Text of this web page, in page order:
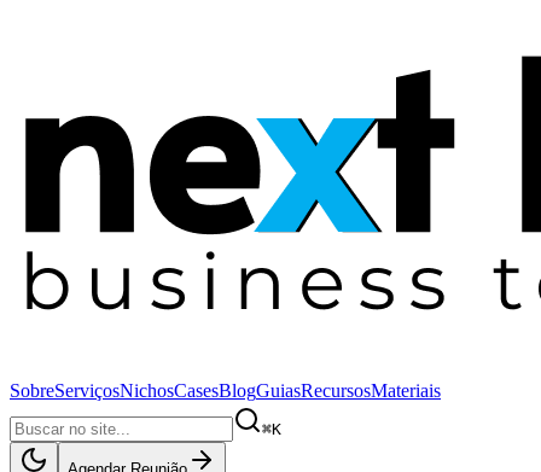
SobreServiçosNichosCasesBlogGuiasRecursosMateriais
⌘K